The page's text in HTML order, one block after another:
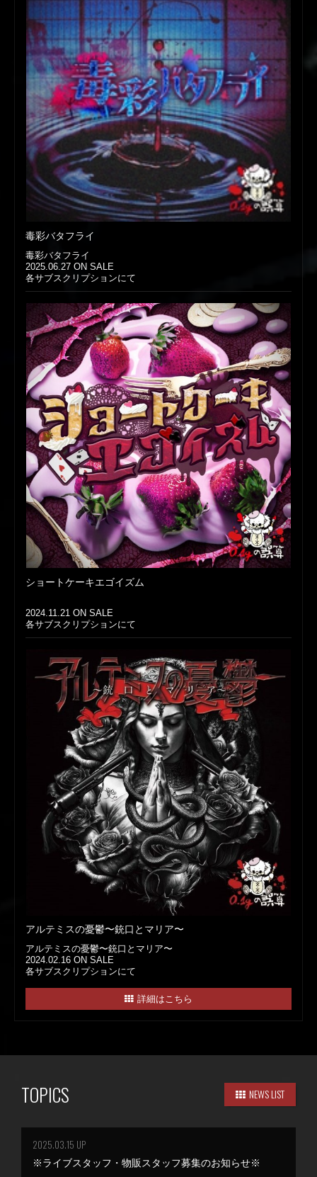
毒彩バタフライ
毒彩バタフライ
2025.06.27 ON SALE
各サブスクリプションにて
ショートケーキエゴイズム
2024.11.21 ON SALE
各サブスクリプションにて
アルテミスの憂鬱〜銃口とマリア〜
アルテミスの憂鬱〜銃口とマリア〜
2024.02.16 ON SALE
各サブスクリプションにて
詳細はこちら
TOPICS NEWS LIST
2025.03.15 UP
※ライブスタッフ・物販スタッフ募集のお知らせ※